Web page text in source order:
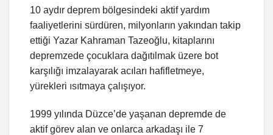
10 aydır deprem bölgesindeki aktif yardım
faaliyetlerini sürdüren, milyonların yakından takip
ettiği Yazar Kahraman Tazeoğlu, kitaplarını
depremzede çocuklara dağıtılmak üzere bot
karşılığı imzalayarak acıları hafifletmeye,
yürekleri ısıtmaya çalışıyor.
1999 yılında Düzce’de yaşanan depremde de
aktif görev alan ve onlarca arkadaşı ile 7